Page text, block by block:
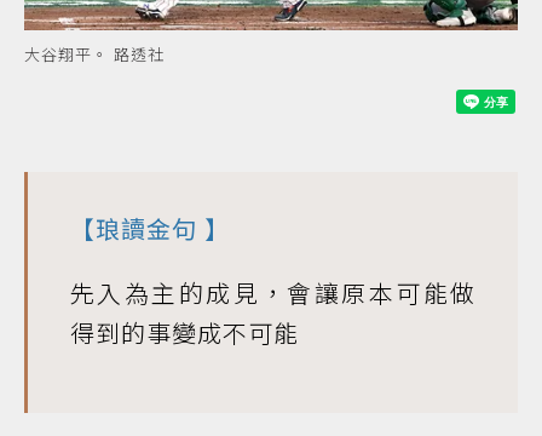
大谷翔平。 路透社
【琅讀金句 】
先入為主的成見，會讓原本可能做
得到的事變成不可能